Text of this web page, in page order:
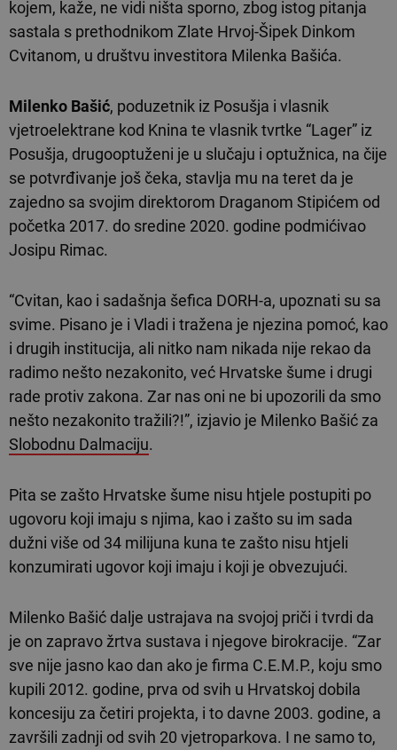
kojem, kaže, ne vidi ništa sporno, zbog istog pitanja
sastala s prethodnikom Zlate Hrvoj-Šipek Dinkom
Cvitanom, u društvu investitora Milenka Bašića.
Milenko Bašić, poduzetnik iz Posušja i vlasnik
vjetroelektrane kod Knina te vlasnik tvrtke “Lager” iz
Posušja, drugooptuženi je u slučaju i optužnica, na čije
se potvrđivanje još čeka, stavlja mu na teret da je
zajedno sa svojim direktorom Draganom Stipićem od
početka 2017. do sredine 2020. godine podmićivao
Josipu Rimac.
“Cvitan, kao i sadašnja šefica DORH-a, upoznati su sa
svime. Pisano je i Vladi i tražena je njezina pomoć, kao
i drugih institucija, ali nitko nam nikada nije rekao da
radimo nešto nezakonito, već Hrvatske šume i drugi
rade protiv zakona. Zar nas oni ne bi upozorili da smo
nešto nezakonito tražili?!”, izjavio je Milenko Bašić za
Slobodnu Dalmaciju.
Pita se zašto Hrvatske šume nisu htjele postupiti po
ugovoru koji imaju s njima, kao i zašto su im sada
dužni više od 34 milijuna kuna te zašto nisu htjeli
konzumirati ugovor koji imaju i koji je obvezujući.
Milenko Bašić dalje ustrajava na svojoj priči i tvrdi da
je on zapravo žrtva sustava i njegove birokracije. “Zar
sve nije jasno kao dan ako je firma C.E.M.P., koju smo
kupili 2012. godine, prva od svih u Hrvatskoj dobila
koncesiju za četiri projekta, i to davne 2003. godine, a
završili zadnji od svih 20 vjetroparkova. I ne samo to,